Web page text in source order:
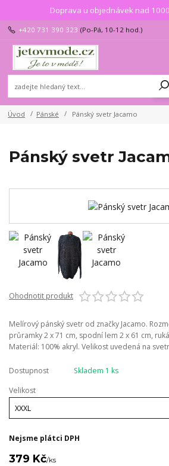
Doprava u objednávek nad
+420 731 390 323 (Po-Pá, 10-12 hod.)
Úvod Pánské Pánský svetr Jacamo
Pánský svetr
Ohodnotit produkt
Melírový pánský svetr od značky Jacamo.
průramky 2 x 71 cm, spodní lem 2 x 61 cm,
Materiál: 100% akryl. Velikost uvedená na
Dostupnost
Skladem 1 ks
Velikost
Nejsme plátci DPH
379 Kč/ks